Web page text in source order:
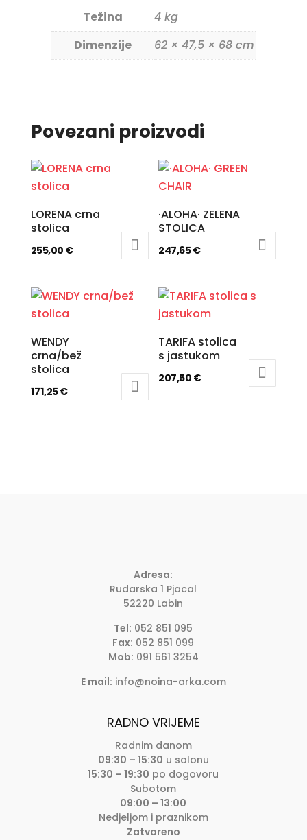
Težina
4 kg
Dimenzije
62 × 47,5 × 68 cm
Povezani proizvodi
LORENA crna
stolica
255,00 €
·ALOHA· ZELENA
STOLICA
247,65€
WENDY
crna/bež
stolica
171,25€
TARIFA stolica
s jastukom
207,50 €
Adresa:
Rudarska 1 Pjacal
52220 Labin
Tel: 052 851 095
Fax: 052 851 099
Mob: 091 561 3254
E mail: info@noina-arka.com
RADNO VRIJEME
Radnim danom
09:30 – 15:30 u salonu
15:30 – 19:30 po dogovoru
Subotom
09:00 – 13:00
Nedjeljom i praznikom
Zatvoreno